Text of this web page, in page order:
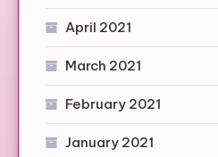
April 2021
March 2021
February 2021
January 2021